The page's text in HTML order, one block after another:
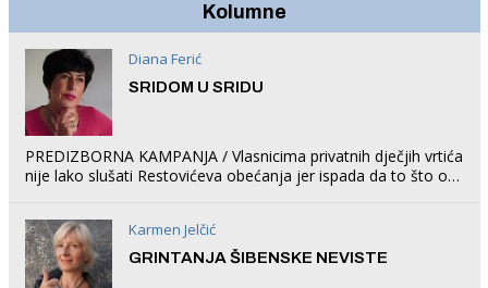
Kolumne
Diana Ferić
SRIDOM U SRIDU
PREDIZBORNA KAMPANJA / Vlasnicima privatnih dječjih vrtića
nije lako slušati Restovićeva obećanja jer ispada da to što oni
Karmen Jelčić
GRINTANJA ŠIBENSKE NEVISTE